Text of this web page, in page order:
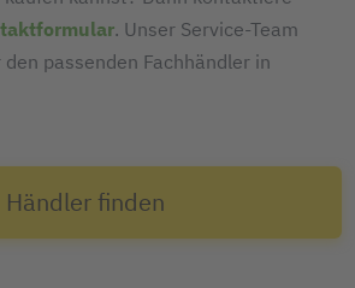
. Unser Service-Team
passenden Fachhändler in
Händler finden